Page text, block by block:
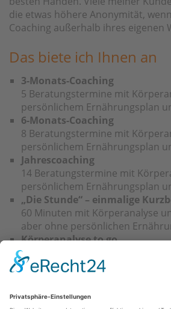
die etwas höhere Anonymität,
Coaching außerhalb ihres eigenen
Das biete ich Ihnen an
3-Monats-Coaching
5 Beratungstermine mit
persönlichem Ernährungsplan
6-Monats-Coaching
8 Beratungstermine mit
persönlichem Ernährungsplan
Jahrescoaching
14 Beratungstermine mit
persönlichem Ernährungsplan
„Die Stunde“ – einmalige
60 Minuten mit Körperanalyse
aber ohne persönlichen
Körperanalyse to go
NIR-Messung am Bizeps mit
persönlichen „Körperurkunde“
Was kostet das Ganze?